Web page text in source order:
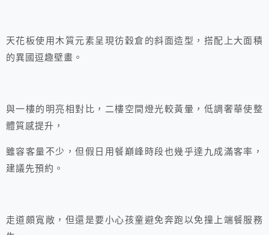
天花板使用木質元素呈現彷穀倉的斜面造型，搭配上大面積
的異國逗趣壁畫。
與一樓的明亮相對比，二樓空間燈光較黃暈，低調奢華使整
體質感提升，
雖容客量不少，但假日用餐巔峰時段也幾乎達九成滿客率，
建議先預約。
走道頗寬敞，但還是要小心孩童避免奔跑以免撞上端餐服務